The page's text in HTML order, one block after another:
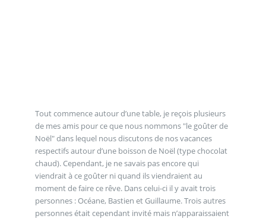
Tout commence autour d’une table, je reçois plusieurs
de mes amis pour ce que nous nommons "le goûter de
Noël" dans lequel nous discutons de nos vacances
respectifs autour d’une boisson de Noël (type chocolat
chaud). Cependant, je ne savais pas encore qui
viendrait à ce goûter ni quand ils viendraient au
moment de faire ce rêve. Dans celui-ci il y avait trois
personnes : Océane, Bastien et Guillaume. Trois autres
personnes était cependant invité mais n’apparaissaient